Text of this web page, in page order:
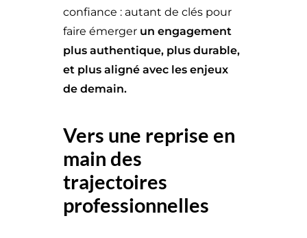
confiance : autant de clés pour
faire émerger un engagement
plus authentique, plus durable,
et plus aligné avec les enjeux
de demain.
Vers une reprise en
main des
trajectoires
professionnelles